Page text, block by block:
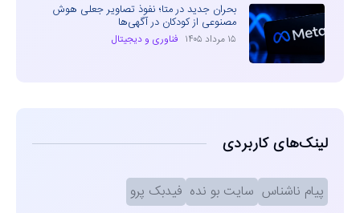
بحران جدید در متا؛ نفوذ تصاویر جعلی هوش
مصنوعی از کودکان در آگهی‌ها
۱۵ مرداد ۱۴۰۵ فناوری و دیجیتال
لینک‌های کاربردی
پیام ناشناس سایت بو نده فیدبک پرو